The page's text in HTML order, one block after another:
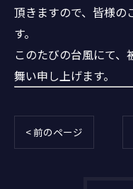
頂きますので、皆様の
す。
このたびの台風にて、
舞い申し上げます。
< 前のページ